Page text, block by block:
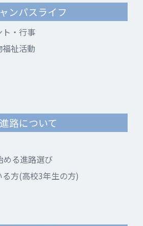
ンパスライフ
・行事
祉活動
進路について
める進路選び
方(高校3年生の方)